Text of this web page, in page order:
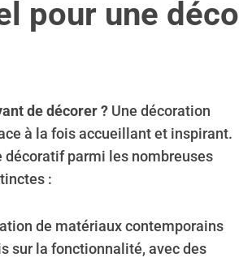
pour une déco
de décorer ? Une décoration
à la fois accueillant et inspirant.
décoratif parmi les nombreuses
:
de matériaux contemporains
sur la fonctionnalité, avec des